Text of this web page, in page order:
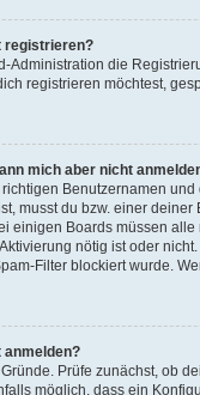
registrieren?
Administration die
registrieren möchtest,
mich aber nicht
Benutzernamen
musst du bzw. einer
einigen Boards müssen
nötig ist oder
Filter blockiert wurde.
anmelden?
Prüfe zunächst, ob
möglich, dass ein